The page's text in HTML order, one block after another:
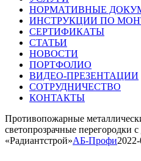
НОРМАТИВНЫЕ
ИНСТРУКЦИИ ПО
СЕРТИФИКАТЫ
СТАТЬИ
НОВОСТИ
ПОРТФОЛИО
ВИДЕО-ПРЕЗЕНТАЦИИ
СОТРУДНИЧЕСТВО
КОНТАКТЫ
Противопожарные
светопрозрачные перегородки
«Радиантстрой»АБ-Профи